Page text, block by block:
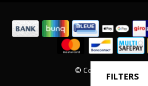
© Copyright 2026
FILTERS